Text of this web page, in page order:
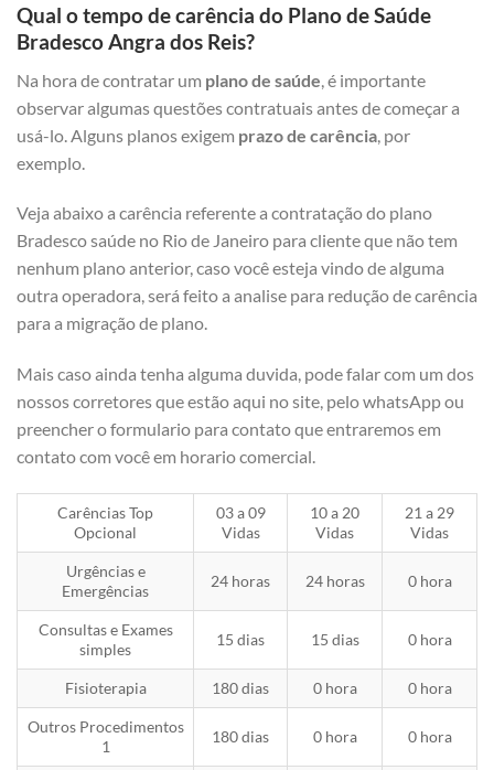
Qual o tempo de carência do Plano de Saúde
Bradesco Angra dos Reis?
Na hora de contratar um plano de saúde , é importante
observar algumas questões contratuais antes de começar a
usá-lo. Alguns planos exigem prazo de carência , por
exemplo.
Veja abaixo a carência referente a contratação do plano
Bradesco saúde no Rio de Janeiro para cliente que não tem
nenhum plano anterior, caso você esteja vindo de alguma
outra operadora, será feito a analise para redução de carência
para a migração de plano.
Mais caso ainda tenha alguma duvida, pode falar com um dos
nossos corretores que estão aqui no site, pelo whatsApp ou
preencher o formulario para contato que entraremos em
contato com você em horario comercial.
Carências Top
Opcional
03 a 09
Vidas
10 a 20
Vidas
21 a 29
Vidas
Urgências e
Emergências
24 horas 24 horas 0 hora
Consultas e Exames
simples
15 dias 15 dias 0 hora
Fisioterapia 180 dias 0 hora 0 hora
Outros Procedimentos
1
180 dias 0 hora 0 hora